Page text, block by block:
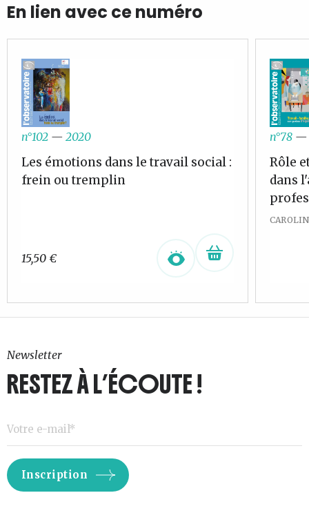
En lien avec ce numéro
n°102 — 2020
Les émotions dans le travail social :
frein ou tremplin
15,50 €
n°78 —
Rôle
dans
Newsletter
RESTEZ À L’ÉCOUTE !